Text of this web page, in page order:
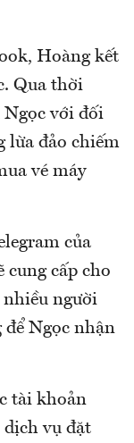
Hoàng kết
Qua thời
với đối
lừa đảo chiếm
vé máy
của
cung cấp cho
nhiều người
Ngọc nhận
tài khoản
dịch vụ đặt